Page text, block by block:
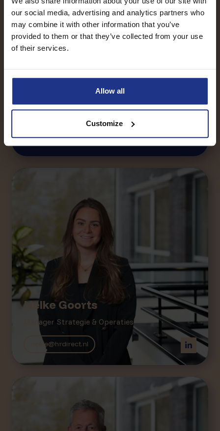
our social media, advertising and analytics partners who
may combine it with other information that you’ve
provided to them or that they’ve collected from your use
of their services.
Allow all
Customize
Mariska Wilmink
HR Adviseur
Nelke Goorts
Manager Strategie & Operaties
nelke@hrdirect.nl